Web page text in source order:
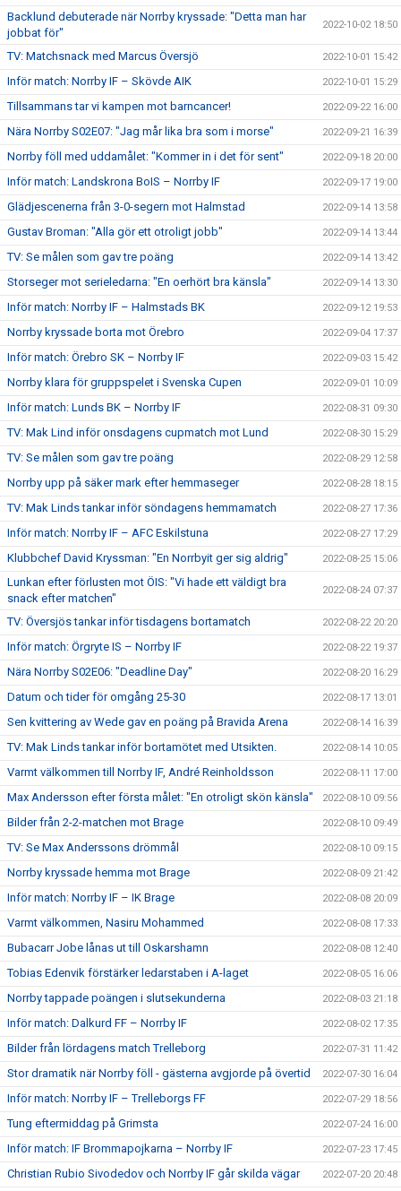
Backlund debuterade när Norrby kryssade: "Detta man har
jobbat för"
2022-10-02 18:50
TV: Matchsnack med Marcus Översjö 2022-10-01 15:42
Inför match: Norrby IF – Skövde AIK 2022-10-01 15:29
Tillsammans tar vi kampen mot barncancer! 2022-09-22 16:00
Nära Norrby S02E07: "Jag mår lika bra som i morse" 2022-09-21 16:39
Norrby föll med uddamålet: "Kommer in i det för sent" 2022-09-18 20:00
Inför match: Landskrona BoIS – Norrby IF 2022-09-17 19:00
Glädjescenerna från 3-0-segern mot Halmstad 2022-09-14 13:58
Gustav Broman: "Alla gör ett otroligt jobb" 2022-09-14 13:44
TV: Se målen som gav tre poäng 2022-09-14 13:42
Storseger mot serieledarna: "En oerhört bra känsla" 2022-09-14 13:30
Inför match: Norrby IF – Halmstads BK 2022-09-12 19:53
Norrby kryssade borta mot Örebro 2022-09-04 17:37
Inför match: Örebro SK – Norrby IF 2022-09-03 15:42
Norrby klara för gruppspelet i Svenska Cupen 2022-09-01 10:09
Inför match: Lunds BK – Norrby IF 2022-08-31 09:30
TV: Mak Lind inför onsdagens cupmatch mot Lund 2022-08-30 15:29
TV: Se målen som gav tre poäng 2022-08-29 12:58
Norrby upp på säker mark efter hemmaseger 2022-08-28 18:15
TV: Mak Linds tankar inför söndagens hemmamatch 2022-08-27 17:36
Inför match: Norrby IF – AFC Eskilstuna 2022-08-27 17:29
Klubbchef David Kryssman: "En Norrbyit ger sig aldrig" 2022-08-25 15:06
Lunkan efter förlusten mot ÖIS: "Vi hade ett väldigt bra
snack efter matchen"
2022-08-24 07:37
TV: Översjös tankar inför tisdagens bortamatch 2022-08-22 20:20
Inför match: Örgryte IS – Norrby IF 2022-08-22 19:37
Nära Norrby S02E06: "Deadline Day" 2022-08-20 16:29
Datum och tider för omgång 25-30 2022-08-17 13:01
Sen kvittering av Wede gav en poäng på Bravida Arena 2022-08-14 16:39
TV: Mak Linds tankar inför bortamötet med Utsikten. 2022-08-14 10:05
Varmt välkommen till Norrby IF, André Reinholdsson 2022-08-11 17:00
Max Andersson efter första målet: "En otroligt skön känsla" 2022-08-10 09:56
Bilder från 2-2-matchen mot Brage 2022-08-10 09:49
TV: Se Max Anderssons drömmål 2022-08-10 09:15
Norrby kryssade hemma mot Brage 2022-08-09 21:42
Inför match: Norrby IF – IK Brage 2022-08-08 20:09
Varmt välkommen, Nasiru Mohammed 2022-08-08 17:33
Bubacarr Jobe lånas ut till Oskarshamn 2022-08-08 12:40
Tobias Edenvik förstärker ledarstaben i A-laget 2022-08-05 16:06
Norrby tappade poängen i slutsekunderna 2022-08-03 21:18
Inför match: Dalkurd FF – Norrby IF 2022-08-02 17:35
Bilder från lördagens match Trelleborg 2022-07-31 11:42
Stor dramatik när Norrby föll - gästerna avgjorde på övertid 2022-07-30 16:04
Inför match: Norrby IF – Trelleborgs FF 2022-07-29 18:56
Tung eftermiddag på Grimsta 2022-07-24 16:00
Inför match: IF Brommapojkarna – Norrby IF 2022-07-23 17:45
Christian Rubio Sivodedov och Norrby IF går skilda vägar 2022-07-20 20:48